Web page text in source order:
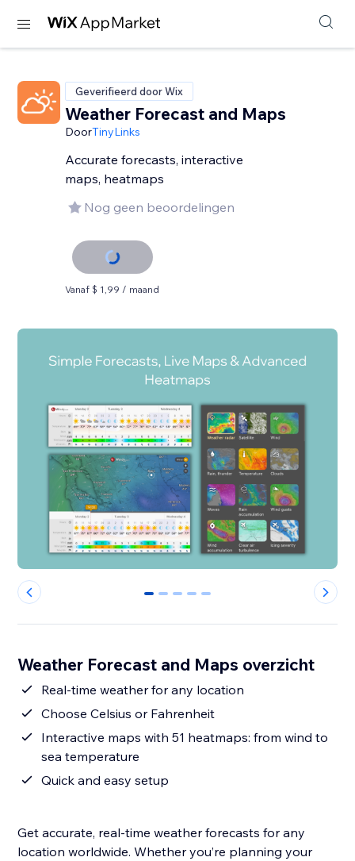
Geverifieerd door Wix
Weather Forecast and Maps
DoorTinyLinks
Accurate forecasts, interactive
maps, heatmaps
Nog geen beoordelingen
Vanaf $ 1,99 / maand
0 1 2 3 4
Weather Forecast and Maps overzicht
Real-time weather for any location
Choose Celsius or Fahrenheit
Interactive maps with 51 heatmaps: from wind to
sea temperature
Quick and easy setup
Get accurate, real-time weather forecasts for any
location worldwide. Whether you’re planning your